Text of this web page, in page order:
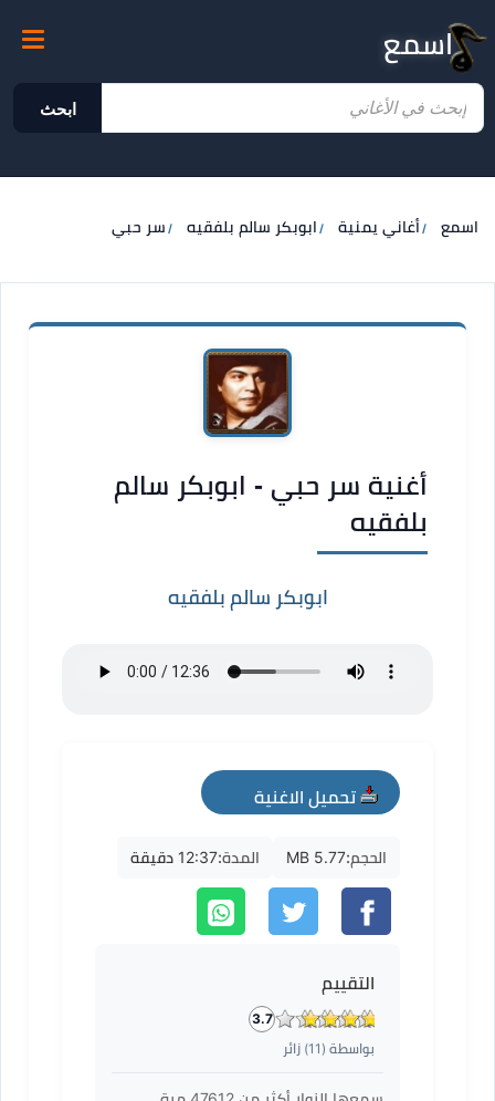
اسمع
ابحث
اسمع أغاني يمنية ابوبكر سالم بلفقيه سر حبي
أغنية سر حبي - ابوبكر سالم
بلفقيه
ابوبكر سالم بلفقيه
تحميل الاغنية
mp3
الحجم:5.77 MB المدة:12:37 دقيقة
التقييم
3.7
بواسطة ( 11) زائر